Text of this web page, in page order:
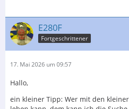
E280F
Fortgeschrittener
17. Mai 2026 um 09:57
Hallo,
ein kleiner Tipp: Wer mit den